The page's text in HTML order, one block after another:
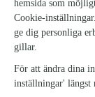
179 kr